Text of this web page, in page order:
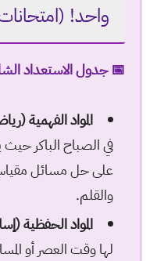
واحد!
📅 جدول الاستعداد
المواد الفهمية
في الصباح الباكر
على حل مسائل
والقلم.
المواد الحفظية
لها وقت العصر أو